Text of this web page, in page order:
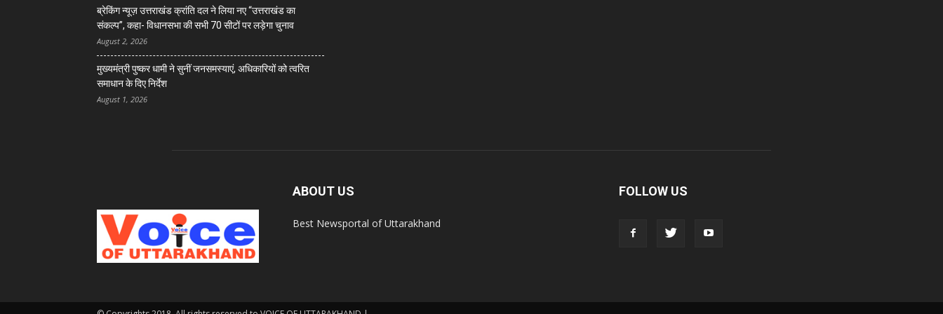
ब्रेकिंग न्यूज़ उत्तराखंड क्रांति दल ने लिया नए “उत्तराखंड का
संकल्प”, कहा- विधानसभा की सभी 70 सीटों पर लड़ेगा चुनाव
August 2, 2026
मुख्यमंत्री पुष्कर धामी ने सुनीं जनसमस्याएं, अधिकारियों को त्वरित
समाधान के दिए निर्देश
August 1, 2026
ABOUT US
Best Newsportal of Uttarakhand
FOLLOW US